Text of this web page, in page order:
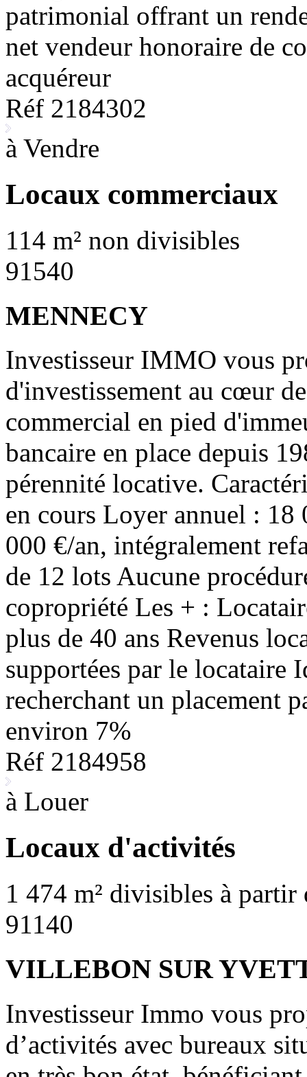
patrimonial offrant un
net vendeur honoraire de
acquéreur
Réf 2184302
à Vendre
Locaux commerciaux
114 m² non divisibles
91540
MENNECY
Investisseur IMMO vous
d'investissement au cœur
commercial en pied
bancaire en place depuis
pérennité locative.
en cours Loyer annuel :
000 €/an, intégralement
de 12 lots Aucune
copropriété Les + :
plus de 40 ans Revenus
supportées par le locataire
recherchant un placement
environ 7%
Réf 2184958
à Louer
Locaux d'activités
1 474 m² divisibles à partir
91140
VILLEBON SUR
Investisseur Immo vous
d’activités avec bureaux